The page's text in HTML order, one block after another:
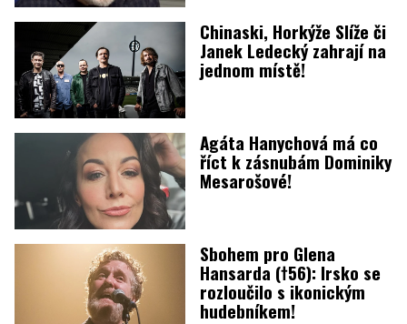
Chinaski, Horkýže Slíže či
Janek Ledecký zahrají na
jednom místě!
Agáta Hanychová má co
říct k zásnubám Dominiky
Mesarošové!
Sbohem pro Glena
Hansarda (†56): Irsko se
rozloučilo s ikonickým
hudebníkem!